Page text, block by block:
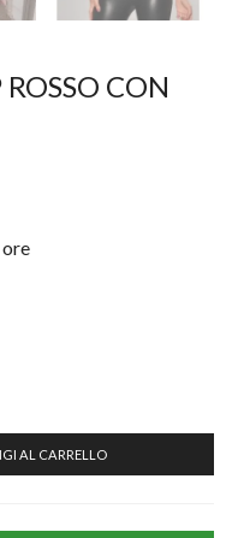
CON
AL CARRELLO